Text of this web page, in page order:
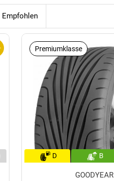
Empfohlen
Premiumklasse
D B
GOODYEAR